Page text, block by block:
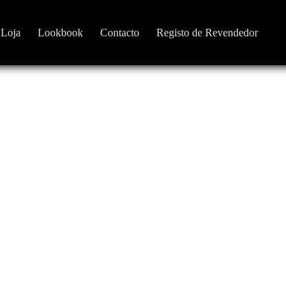
Loja Lookbook Contacto Registo de Revendedor